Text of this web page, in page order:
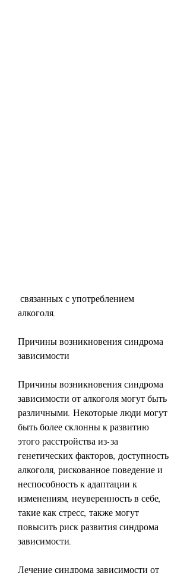
алкоголя.
Причины возникновения синдрома
зависимости
Причины возникновения синдрома
зависимости от алкоголя могут быть
различными. Некоторые люди могут
быть более склонны к развитию
этого расстройства из-за
генетических факторов, доступность
алкоголя, рискованное поведение и
неспособность к адаптации к
изменениям, неуверенность в себе,
такие как стресс, также могут
повысить риск развития синдрома
зависимости.
Лечение синдрома зависимости от